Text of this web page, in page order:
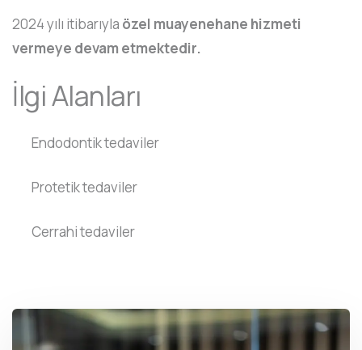
2024 yılı itibarıyla özel muayenehane hizmeti
vermeye devam etmektedir.
İlgi Alanları
Endodontik tedaviler
Protetik tedaviler
Cerrahi tedaviler